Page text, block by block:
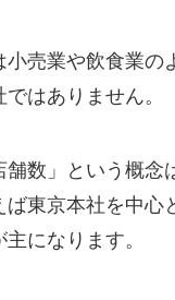
小売業や飲食業の
はありません。
舗数」という概念
東京本社を中心
になります。